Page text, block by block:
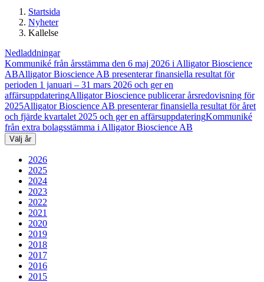
Startsida
Nyheter
Kallelse
Nedladdningar
Kommuniké från årsstämma den 6 maj 2026 i Alligator Bioscience
ABAlligator Bioscience AB presenterar finansiella resultat för
perioden 1 januari – 31 mars 2026 och ger en
affärsuppdateringAlligator Bioscience publicerar årsredovisning för
2025Alligator Bioscience AB presenterar finansiella resultat för året
och fjärde kvartalet 2025 och ger en affärsuppdateringKommuniké
från extra bolagsstämma i Alligator Bioscience AB
Välj år
2026
2025
2024
2023
2022
2021
2020
2019
2018
2017
2016
2015